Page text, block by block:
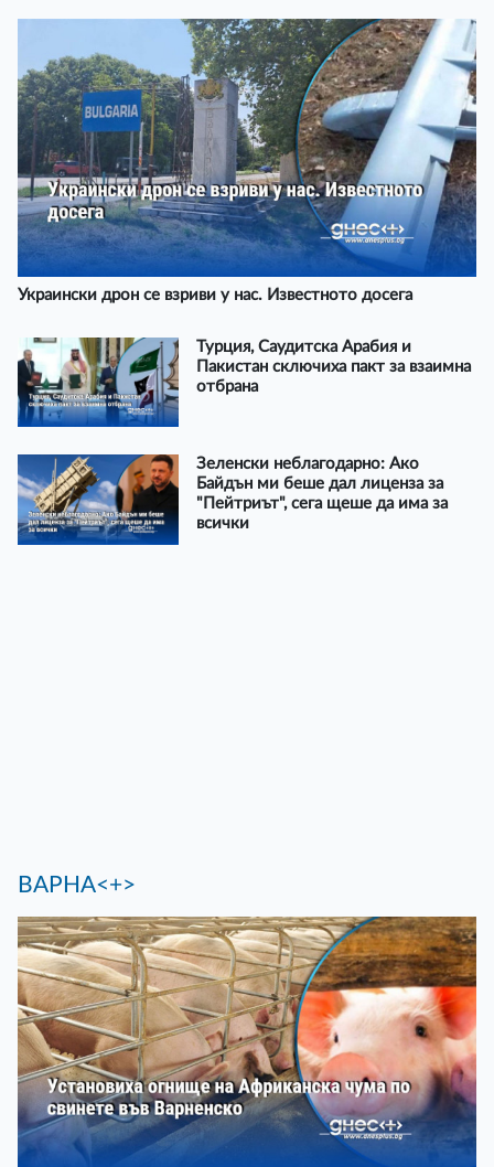
Украински дрон се взриви у нас. Известното досега
Турция, Саудитска Арабия и
Пакистан сключиха пакт за взаимна
отбрана
Зеленски неблагодарно: Ако
Байдън ми беше дал лиценза за
"Пейтриът", сега щеше да има за
всички
ВАРНА<+>